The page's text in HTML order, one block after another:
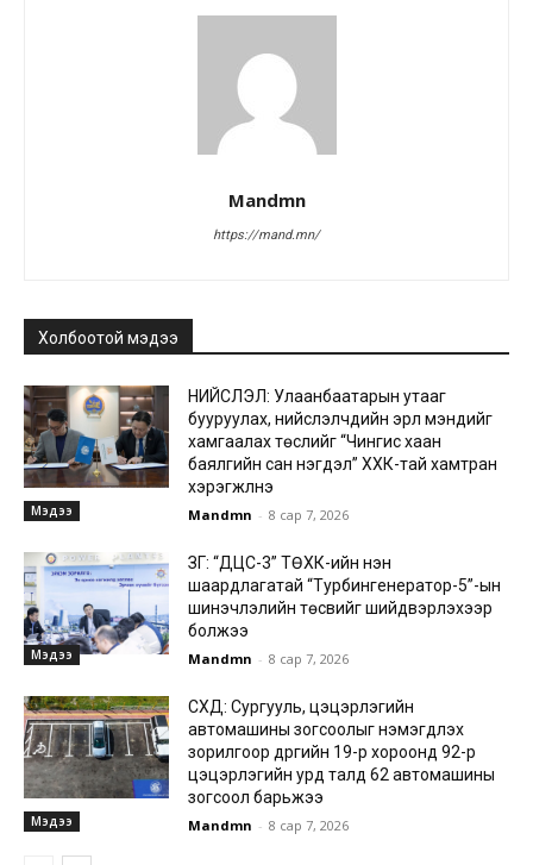
Mandmn
https://mand.mn/
Холбоотой мэдээ
Мэдээ
НИЙСЛЭЛ: Улаанбаатарын утааг
бууруулах, нийслэлчүүдийн эрүүл мэндийг
хамгаалах төслийг “Чингис хаан
баялгийн сан нэгдэл” ХХК-тай хамтран
хэрэгжүүлнэ
Mandmn - 8 сар 7, 2026
Мэдээ
ЗГ: “ДЦС-3” ТӨХК-ийн нэн
шаардлагатай “Турбингенератор-5”-ын
шинэчлэлийн төсвийг шийдвэрлэхээр
болжээ
Mandmn - 8 сар 7, 2026
Мэдээ
СХД: Сургууль, цэцэрлэгийн
автомашины зогсоолыг нэмэгдүүлэх
зорилгоор дүүргийн 19-р хороонд 92-р
цэцэрлэгийн урд талд 62 автомашины
зогсоол барьжээ
Mandmn - 8 сар 7, 2026